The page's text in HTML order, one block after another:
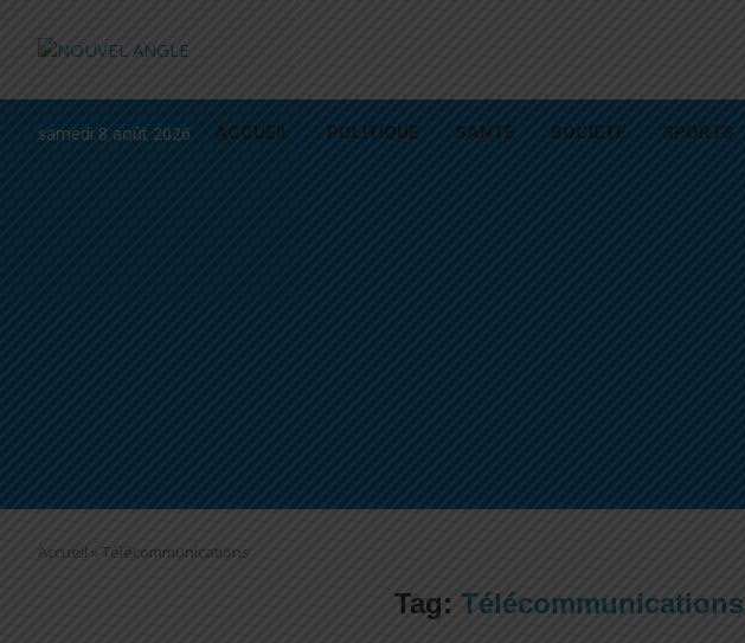
samedi 8 août 2026 ACCUEIL POLITIQUE SANTE SOCIETE SPORTS
Accueil » Télécommunications
Tag:Télécommunications